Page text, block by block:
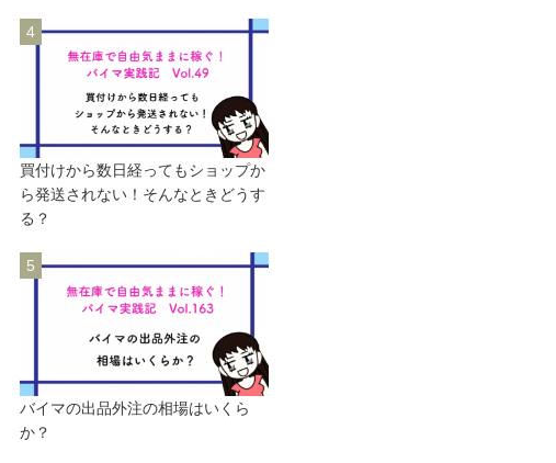
買付けから数日経ってもショップか
ら発送されない！そんなときどうす
る？
バイマの出品外注の相場はいくら
か？